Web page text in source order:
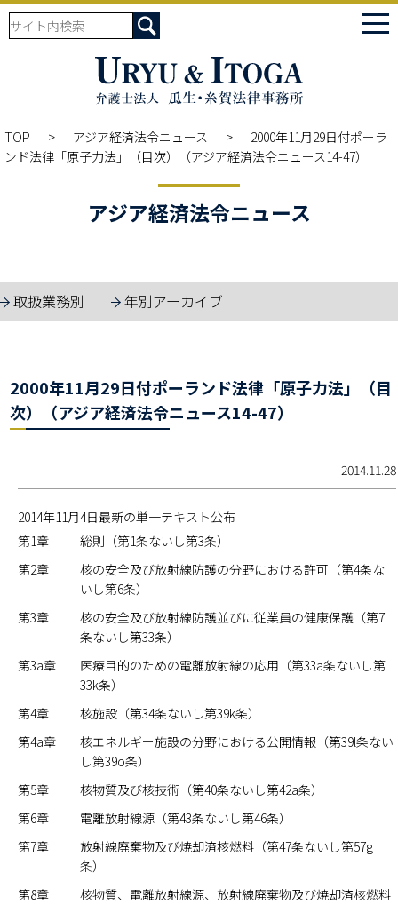
TOP アジア経済法令ニュース
2000年11月29日付ポーラ
ンド法律「原子力法」（目次）（アジア経済法令ニュース14-47）
アジア経済法令ニュース
取扱業務別 年別アーカイブ
2000年11月29日付ポーランド法律「原子力法」（目
次）（アジア経済法令ニュース14-47）
2014.11.28
2014年11月4日最新の単一テキスト公布
第1章
総則（第1条ないし第3条）
第2章
核の安全及び放射線防護の分野における許可（第4条な
いし第6条）
第3章
核の安全及び放射線防護並びに従業員の健康保護（第7
条ないし第33条）
第3a章
医療目的のための電離放射線の応用（第33a条ないし第
33k条）
第4章
核施設（第34条ないし第39k条）
第4a章
核エネルギー施設の分野における公開情報（第39l条ない
し第39o条）
第5章
核物質及び核技術（第40条ないし第42a条）
第6章
電離放射線源（第43条ないし第46条）
第7章
放射線廃棄物及び焼却済核燃料（第47条ないし第57g
条）
第8章
核物質、電離放射線源、放射線廃棄物及び焼却済核燃料